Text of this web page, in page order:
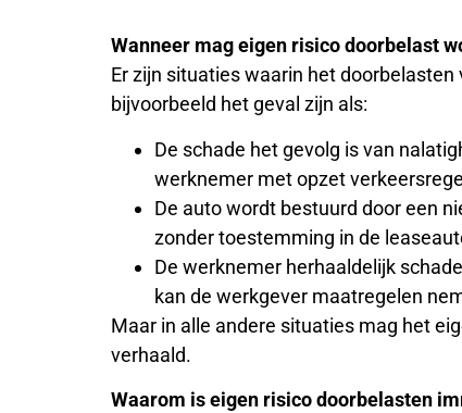
Wanneer mag eigen risico doorbelast
Er zijn situaties waarin het
bijvoorbeeld het geval zijn als:
De schade het gevolg is van
werknemer met opzet
De auto wordt bestuurd door een
zonder toestemming in de
De werknemer herhaaldelijk
kan de werkgever maatregelen
Maar in alle andere situaties mag het
verhaald.
Waarom is eigen risico doorbelasten